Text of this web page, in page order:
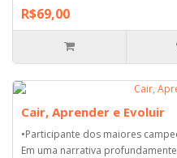
R$69,00
Cair, Aprender e Evoluir
•Participante dos maiores
Em uma narrativa